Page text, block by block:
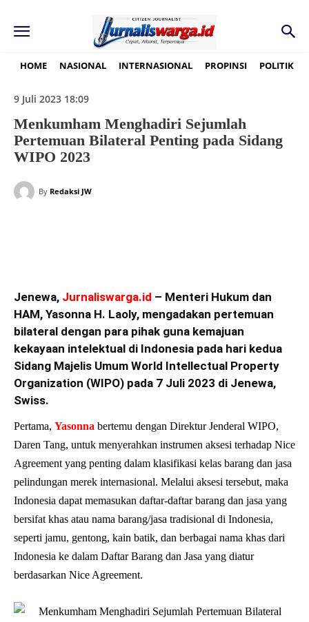
HOME NASIONAL INTERNASIONAL PROPINSI POLITIK
9 Juli 2023 18:09
Menkumham Menghadiri Sejumlah
Pertemuan Bilateral Penting pada Sidang
WIPO 2023
By Redaksi JW
Jenewa, Jurnaliswarga.id – Menteri Hukum dan
HAM, Yasonna H. Laoly, mengadakan pertemuan
bilateral dengan para pihak guna kemajuan
kekayaan intelektual di Indonesia pada hari kedua
Sidang Majelis Umum World Intellectual Property
Organization (WIPO) pada 7 Juli 2023 di Jenewa,
Swiss.
Pertama, Yasonna bertemu dengan Direktur Jenderal WIPO,
Daren Tang, untuk menyerahkan instrumen aksesi terhadap Nice
Agreement yang penting dalam klasifikasi kelas barang dan jasa
pelindungan merek internasional. Melalui aksesi tersebut, maka
Indonesia dapat memasukan daftar-daftar barang dan jasa yang
bersifat khas atau nama barang/jasa tradisional di Indonesia,
seperti jamu, gentong, kain batik, dan berbagai nama khas dari
Indonesia ke dalam Daftar Barang dan Jasa yang diatur
berdasarkan Nice Agreement.